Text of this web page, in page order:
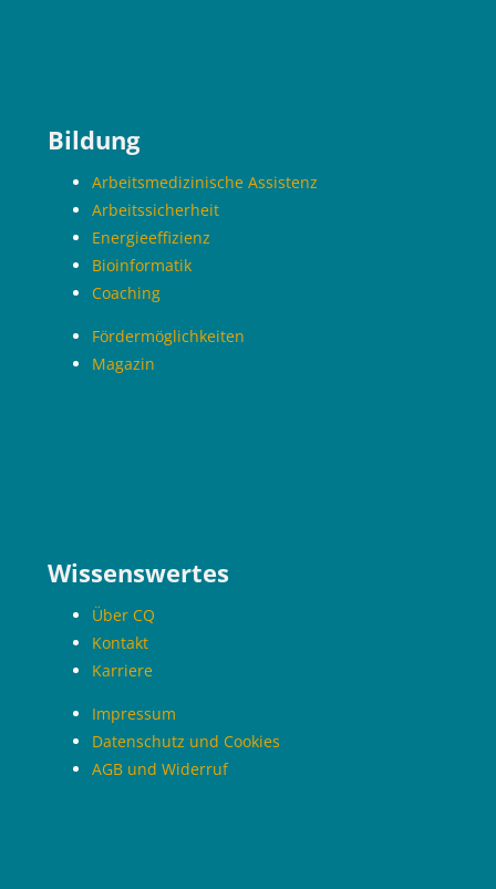
Bildung
Arbeitsmedizinische Assistenz
Arbeitssicherheit
Energieeffizienz
Bioinformatik
Coaching
Fördermöglichkeiten
Magazin
Wissenswertes
Über CQ
Kontakt
Karriere
Impressum
Datenschutz und Cookies
AGB und Widerruf